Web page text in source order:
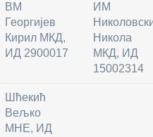
ВМ
Георгијев
Кирил МКД,
ИД 2900017
ИМ
Никола
МКД, ИД
15002314
Шћекић
Вељко
МНЕ, ИД